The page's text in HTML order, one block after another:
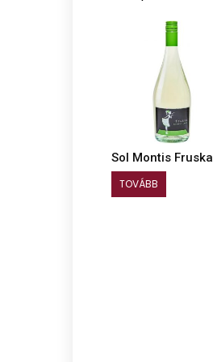
Sol Montis Fruska
TOVÁBB